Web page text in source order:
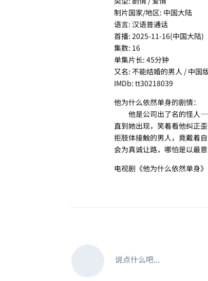
制片国家/地区: 中国大陆
语言: 汉语普通话
首播: 2025-11-16(中国大陆)
集数: 16
单集片长: 45分钟
又名: 不能结婚的男人 / 中国
IMDb: tt30218039
他为什么依然单身的剧情：
他是公司出了名的怪人——
直到她出现，笑着看他纠正
拒肢体接触的男人，竟戴着
会为真诚让路，哪怕是以最意
电视剧《他为什么依然单身》
说点什么吧...